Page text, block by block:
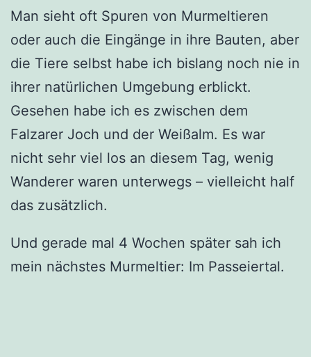
Man sieht oft Spuren von Murmeltieren
oder auch die Eingänge in ihre Bauten, aber
die Tiere selbst habe ich bislang noch nie in
ihrer natürlichen Umgebung erblickt.
Gesehen habe ich es zwischen dem
Falzarer Joch und der Weißalm. Es war
nicht sehr viel los an diesem Tag, wenig
Wanderer waren unterwegs – vielleicht half
das zusätzlich.
Und gerade mal 4 Wochen später sah ich
mein nächstes Murmeltier: Im Passeiertal.